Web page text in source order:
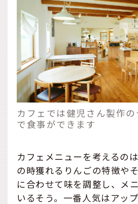
カフェでは健児さん製作
で食事ができます
カフェメニューを考えるの
の時獲れるりんごの特徴や
に合わせて味を調整し、メ
いるそう。一番人気はアッ